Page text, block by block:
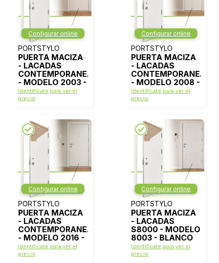
Configurar online
PORTSTYLO
PUERTA MACIZA
- LACADAS
CONTEMPORANEAS
- MODELO 2003 -
BLANCO LACA
Identifícate para ver el
precio
Configurar online
PORTSTYLO
PUERTA MACIZA
- LACADAS
CONTEMPORANEAS
- MODELO 2008 -
BLANCO LACA
Identifícate para ver el
precio
Configurar online
PORTSTYLO
PUERTA MACIZA
- LACADAS
CONTEMPORANEAS
- MODELO 2016 -
BLANCO LACA
Identifícate para ver el
precio
Configurar online
PORTSTYLO
PUERTA MACIZA
- LACADAS
S8000 - MODELO
8003 - BLANCO
LACA
Identifícate para ver el
precio